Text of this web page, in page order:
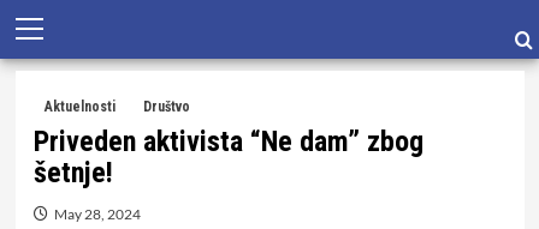
Skip
to
content
Primary
Menu
Aktuelnosti Društvo
Priveden aktivista “Ne dam” zbog
šetnje!
May 28, 2024